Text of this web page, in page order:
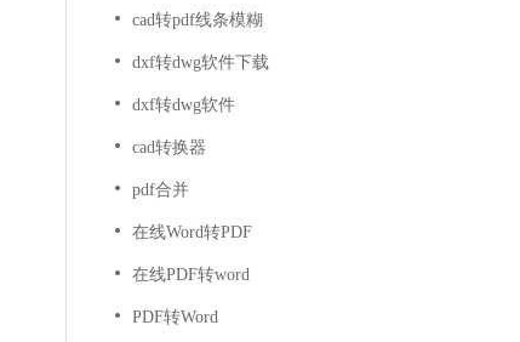
cad转pdf线条模糊
dxf转dwg软件下载
dxf转dwg软件
cad转换器
pdf合并
在线Word转PDF
在线PDF转word
PDF转Word